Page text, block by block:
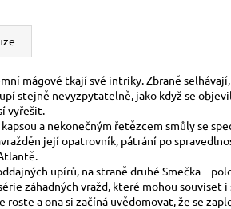
mágové tkají své intriky. Zbraně
stejně nevyzpytatelně, jako když se
vyřešit.
a nekonečným řetězcem smůly se
její opatrovník, pátrání po
upírů, na straně druhé Smečka –
záhadných vražd, které mohou souviset
a ona si začíná uvědomovat, že se